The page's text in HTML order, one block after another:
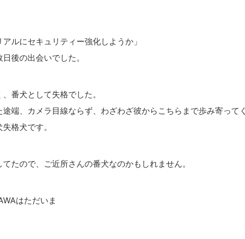
アルにセキュリティー強化しようか」
後の出会いでした。
番犬として失格でした。
端、カメラ目線ならず、わざわざ彼からこちらまで歩み寄ってく
格犬です。
たので、ご近所さんの番犬なのかもしれません。
はただいま